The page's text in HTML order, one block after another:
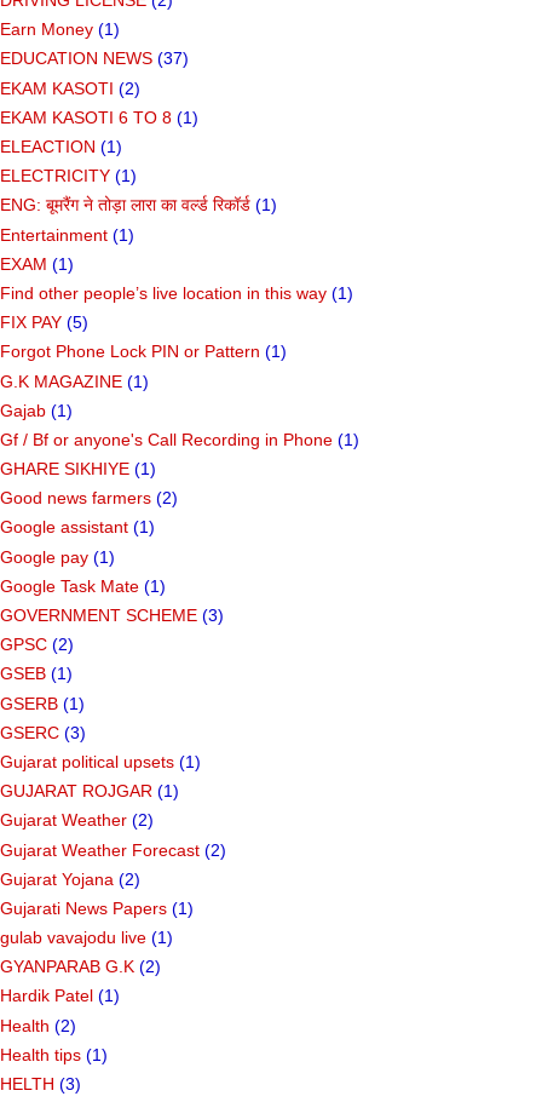
Earn Money (1)
EDUCATION NEWS (37)
EKAM KASOTI (2)
EKAM KASOTI 6 TO 8 (1)
ELEACTION (1)
ELECTRICITY (1)
ENG: बूमरैंग ने तोड़ा लारा का वर्ल्ड रिकॉर्ड (1)
Entertainment (1)
EXAM (1)
Find other people’s live location in this way (1)
FIX PAY (5)
Forgot Phone Lock PIN or Pattern (1)
G.K MAGAZINE (1)
Gajab (1)
Gf ​​/ Bf or anyone's Call Recording in Phone (1)
GHARE SIKHIYE (1)
Good news farmers (2)
Google assistant (1)
Google pay (1)
Google Task Mate (1)
GOVERNMENT SCHEME (3)
GPSC (2)
GSEB (1)
GSERB (1)
GSERC (3)
Gujarat political upsets (1)
GUJARAT ROJGAR (1)
Gujarat Weather (2)
Gujarat Weather Forecast (2)
Gujarat Yojana (2)
Gujarati News Papers (1)
gulab vavajodu live (1)
GYANPARAB G.K (2)
Hardik Patel (1)
Health (2)
Health tips (1)
HELTH (3)